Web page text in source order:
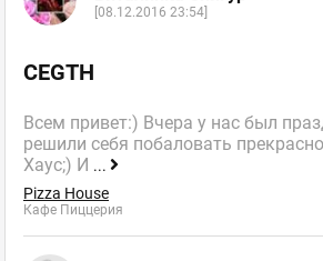
[08.12.2016 23:54]
CEGTH
Всем привет:) Вчера у нас был
решили себя побаловать
Хаус;) И ...
Pizza House
Кафе Пиццерия